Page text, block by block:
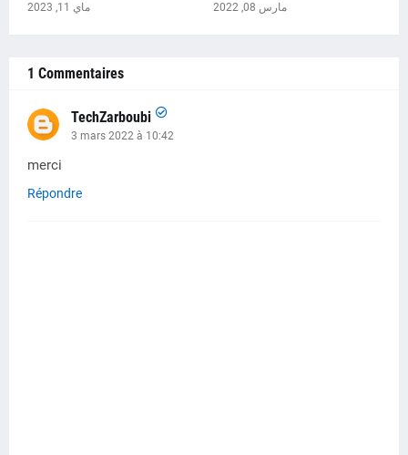
ماي 11, 2023 مارس 08, 2022
1 Commentaires
TechZarboubi
3 mars 2022 à 10:42
merci
Répondre